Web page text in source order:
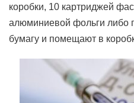
коробки, 10 картриджей
алюминиевой фольги либо
бумагу и помещают в